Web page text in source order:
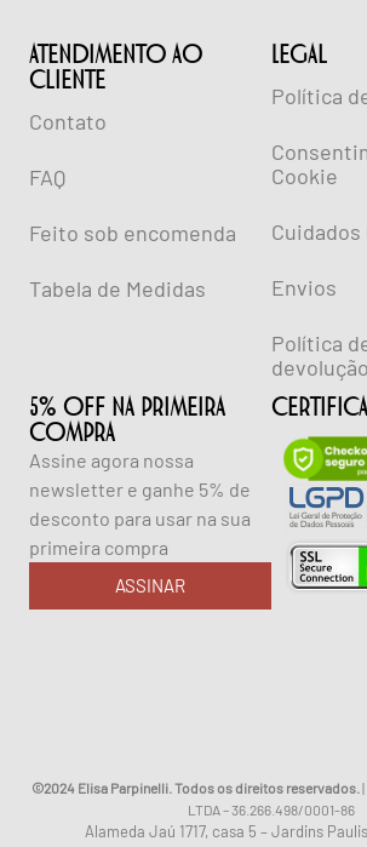
ATENDIMENTO AO
CLIENTE
Contato
FAQ
Feito sob encomenda
Tabela de Medidas
lEGAL
Política
Cookie
Cuidados
Envios
Política
5% OFF NA PRIMEIRA
COMPRA
Assine agora nossa
newsletter e ganhe 5% de
desconto para usar na sua
primeira compra
ASSINAR
©2024 Elisa Parpinelli. Todos os direitos reservados.
LTDA – 36.266.498/0001-86
Alameda Jaú 1717, casa 5 – Jardins